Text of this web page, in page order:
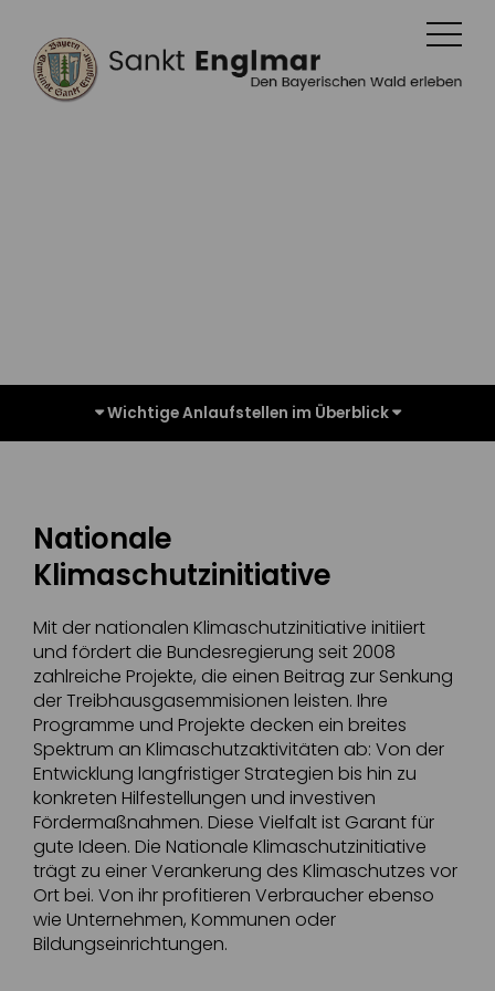
Nationale
Klimaschutzinitiative
Mit der nationalen Klimaschutzinitiative initiiert
und fördert die Bundesregierung seit 2008
zahlreiche Projekte, die einen Beitrag zur Senkung
der Treibhausgasemmisionen leisten. Ihre
Programme und Projekte decken ein breites
Spektrum an Klimaschutzaktivitäten ab: Von der
Entwicklung langfristiger Strategien bis hin zu
konkreten Hilfestellungen und investiven
Fördermaßnahmen. Diese Vielfalt ist Garant für
gute Ideen. Die Nationale Klimaschutzinitiative
trägt zu einer Verankerung des Klimaschutzes vor
Ort bei. Von ihr profitieren Verbraucher ebenso
wie Unternehmen, Kommunen oder
Bildungseinrichtungen.